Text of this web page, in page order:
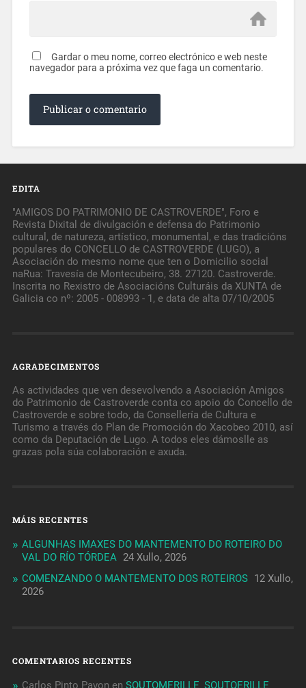
Gardar o meu nome, correo electrónico e web neste
navegador para a próxima vez que faga un comentario.
EDITA
"AMIGOS DO PATRIMONIO DE CASTROVERDE", Foro e
Revista Dixital de divulgación e defensa do Patrimonio
cultural, de natureza, artístico, monumental, e das tradicións
populares do CONCELLO de CASTROVERDE (LUGO), a
Asociación do mesmo nome que ten o Domicilio social
naRua: Travesía de Montecubeiro, 38. 27120. Castroverde.
Inscrita no Rexistro de Asociacións Culturáis da XUNTA de
Galicia co nº: 2005 - 008993 - 1, e data de alta 07/10/2005
AGRADECIMENTOS
As actividades que ven desevolvendo a Asociación Amigos
do Patrimonio de Castroverde conta co apoio do Concello de
Castroverde e sobre todo, da Consellería de Cultura e
Turismo a través do Plan de Promoción do Xacobeo 2010, así
como da Deputación de Lugo. A todos eles dámoslle as
grazas pola súa colaboración e axuda.
MÁIS RECENTES
ALGUNHAS IMAXES DO MANTEMENTO DO ROTEIRO DO
VAL DO RÍO TÓRDEA 24 Xullo, 2026
COMENZANDO O MANTEMENTO DOS ROTEIROS 12 Xullo,
2026
COMENTARIOS RECENTES
Carlos Pinto Pavon en SOUTOMERILLE_SOUTOERILLE